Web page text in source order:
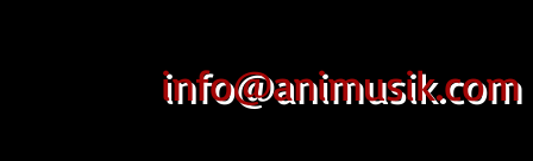
info@animusik.com